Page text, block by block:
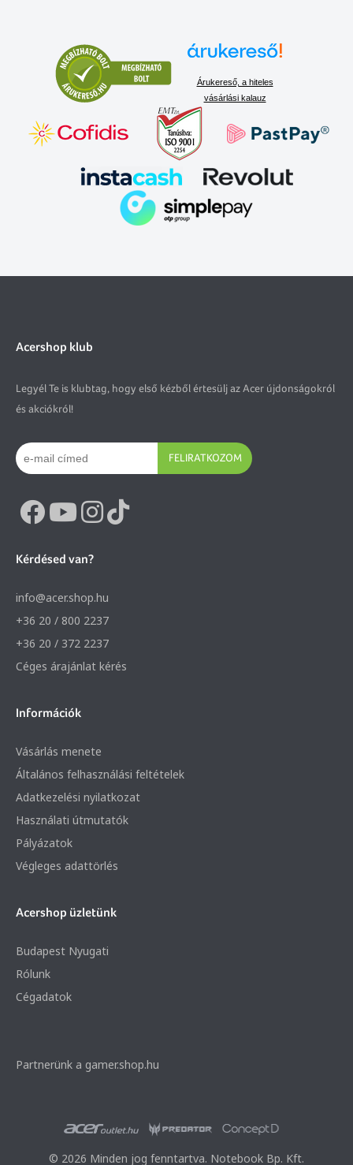
Árukereső, a hiteles
vásárlási kalauz
Acershop klub
Legyél Te is klubtag, hogy első kézből értesülj az Acer újdonságokról
és akciókról!
FELIRATKOZOM
Kérdésed van?
info@acer.shop.hu
+36 20 / 800 2237
+36 20 / 372 2237
Céges árajánlat kérés
Információk
Vásárlás menete
Általános felhasználási feltételek
Adatkezelési nyilatkozat
Használati útmutatók
Pályázatok
Végleges adattörlés
Acershop üzletünk
Budapest Nyugati
Rólunk
Cégadatok
Partnerünk a gamer.shop.hu
© 2026 Minden jog fenntartva. Notebook Bp. Kft.